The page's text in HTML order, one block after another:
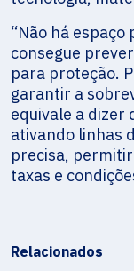
“Não há
consegue
para proteção.
garantir a
equivale a dizer
ativando linhas
precisa,
taxas e
Relacionados